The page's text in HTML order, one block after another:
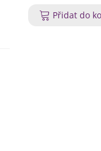
hmyzu - 250
Přidat do